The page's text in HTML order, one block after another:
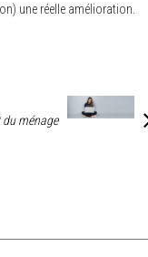
une réelle amélioration.
du ménage